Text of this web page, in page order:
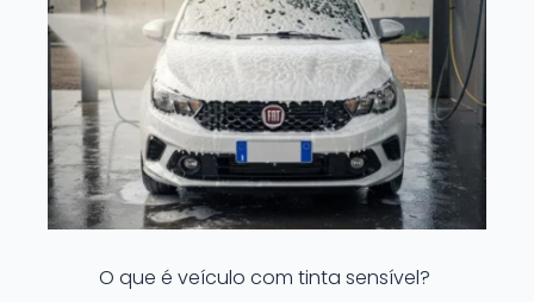
O que é veículo com tinta sensível?